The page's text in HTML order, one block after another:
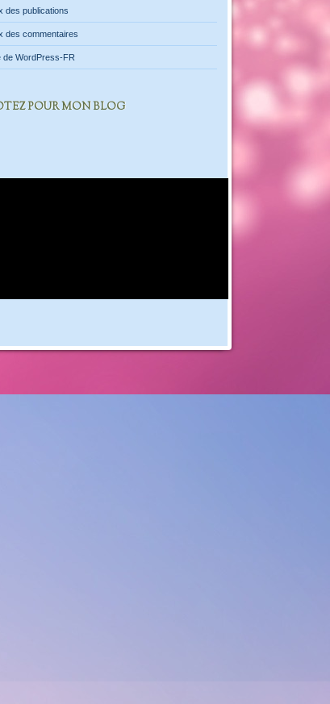
des publications
des commentaires
de WordPress-FR
POUR MON BLOG